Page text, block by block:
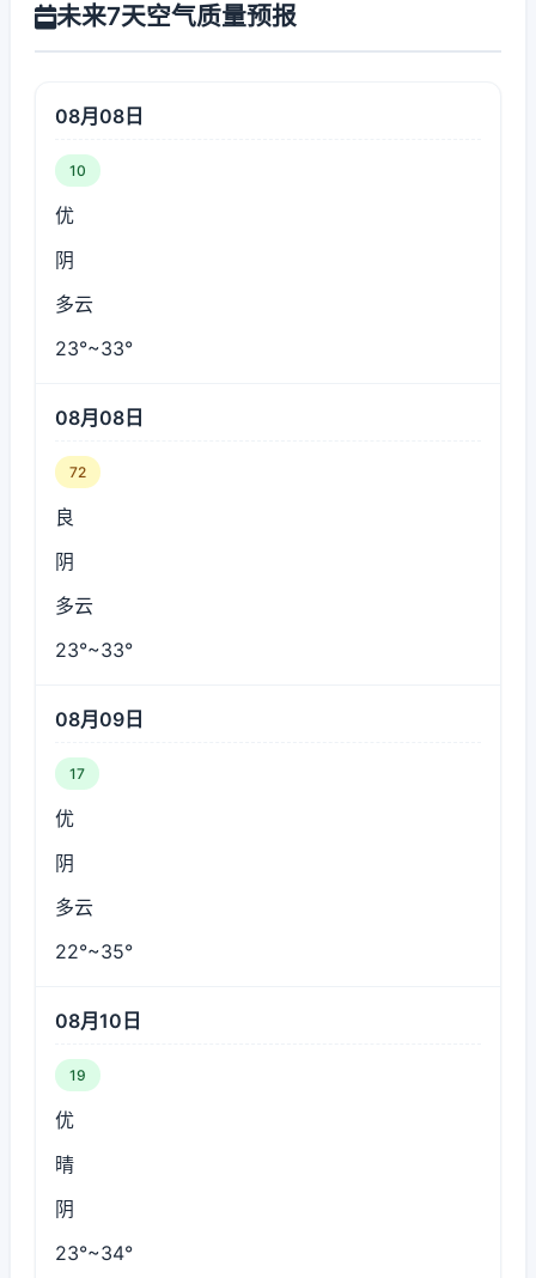
未来7天空气质量预报
08月08日
10
优
阴
多云
23°~33°
08月08日
72
良
阴
多云
23°~33°
08月09日
17
优
阴
多云
22°~35°
08月10日
19
优
晴
阴
23°~34°